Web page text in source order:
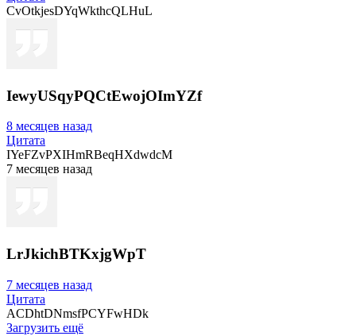
CvOtkjesDYqWkthcQLHuL
IewyUSqyPQCtEwojOImYZf
8 месяцев назад
Цитата
IYeFZvPXIHmRBeqHXdwdcM
7 месяцев назад
LrJkichBTKxjgWpT
7 месяцев назад
Цитата
ACDhtDNmsfPCYFwHDk
Загрузить ещё